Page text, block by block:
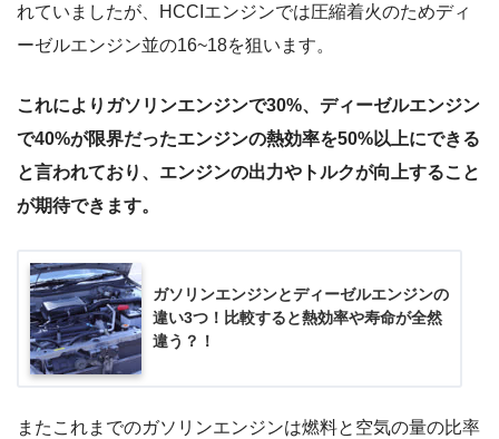
れていましたが、HCCIエンジンでは圧縮着火のためディ
ーゼルエンジン並の16~18を狙います。
これによりガソリンエンジンで30%、ディーゼルエンジン
で40%が限界だったエンジンの熱効率を50%以上にできる
と言われており、エンジンの出力やトルクが向上すること
が期待できます。
ガソリンエンジンとディーゼルエンジンの
違い3つ！比較すると熱効率や寿命が全然
違う？！
またこれまでのガソリンエンジンは燃料と空気の量の比率